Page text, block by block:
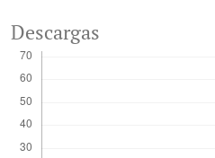
Descargas